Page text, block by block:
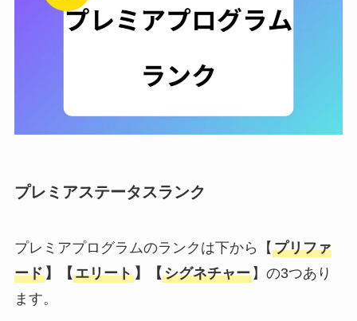
プレミアステータスランク
プレミアプログラムのランクは下から【 プリファ
ード】【エリート】【シグネチャー】の3つあり
ます。